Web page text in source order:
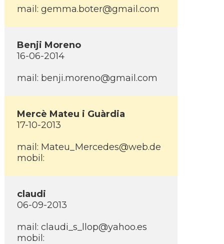
mail: gemma.boter@gmail.com
Benji Moreno
16-06-2014
mail: benji.moreno@gmail.com
Mercè Mateu i Guàrdia
17-10-2013
mail: Mateu_Mercedes@web.de
mobil:
claudi
06-09-2013
mail: claudi_s_llop@yahoo.es
mobil: